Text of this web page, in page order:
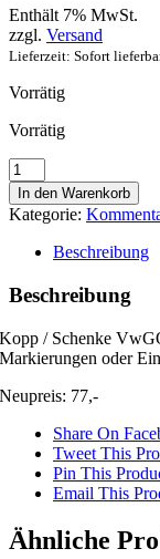
Enthält 7% MwSt.
zzgl. Versand
Lieferzeit: Sofort
Vorrätig
Vorrätig
Kopp
/
Schenke
Auflage
2025
Menge
In den Warenkorb
Kategorie:
Beschreibung
Beschreibung
Kopp / Schenke
Markierungen oder
Neupreis: 77,-
Share On
Tweet This
Pin This
Email This
Ähnliche